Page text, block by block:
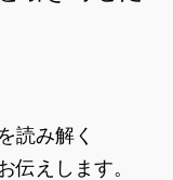
読み解く
伝えします。